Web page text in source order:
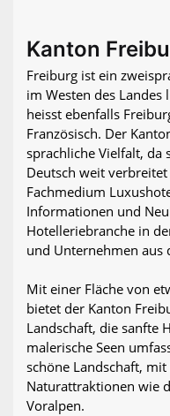
Kanton
Freiburg ist ein
im Westen des Landes
heisst ebenfalls
Französisch. Der
sprachliche Vielfalt, da
Deutsch weit
Fachmedium
Informationen und
Hotelleriebranche in
und Unternehmen aus
Mit einer Fläche von
bietet der Kanton
Landschaft, die sanfte
malerische Seen
schöne Landschaft,
Naturattraktionen wie
Voralpen.